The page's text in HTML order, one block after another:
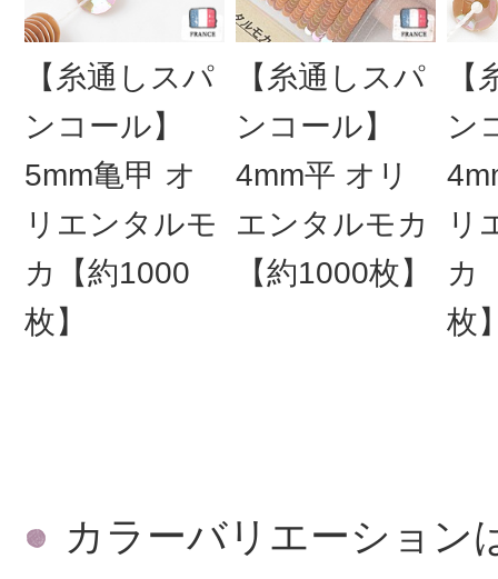
【糸通しスパ
ンコール】
5mm亀甲 オ
リエンタルモ
カ【約1000
枚】
【糸通しスパ
ンコール】
4mm平 オリ
エンタルモカ
【約1000枚】
ン
リ
カ
枚
カラーバリエーション